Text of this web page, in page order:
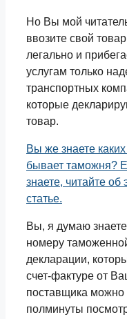
Но Вы мой
ввозите свой
легально и
услугам только
транспортных
которые
товар.
Вы же знаете
бывает таможня?
знаете, читайте об
статье.
Вы, я думаю
номеру
декларации,
счет-фактуре от
поставщика можно
полминуты